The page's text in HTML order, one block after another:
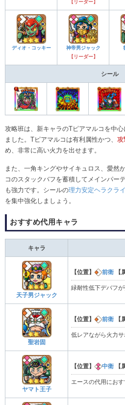
【リーダー】
ディオ・コッキー
神帝男ジャック
【リーダー】
シール
攻略班は、新キャラのTピアマルコを中
ました。Tピアマルコは有利属性かつ、 攻
め、非常に高い火力を出せます。
また、一角キングやサイキュロス、愛然
コのスタックバフを蓄積してメインパー
も強力です。シールの理力安定ヘラクラ
を集中強化しましょう。
おすすめ代用キャラ
キャラ
天子男ジャック
【位置】 前衛 【
緑耐性低下デバフが
聖岩固
【位置】 前衛 【
低レアながら火力
ヤマト王子
【位置】 中衛 【
エースの代用におす